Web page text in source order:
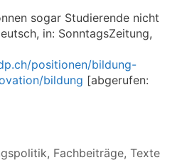
sogar Studierende nicht
in: SonntagsZeitung,
positionen/bildung-
bildung [abgerufen:
, Fachbeiträge, Texte